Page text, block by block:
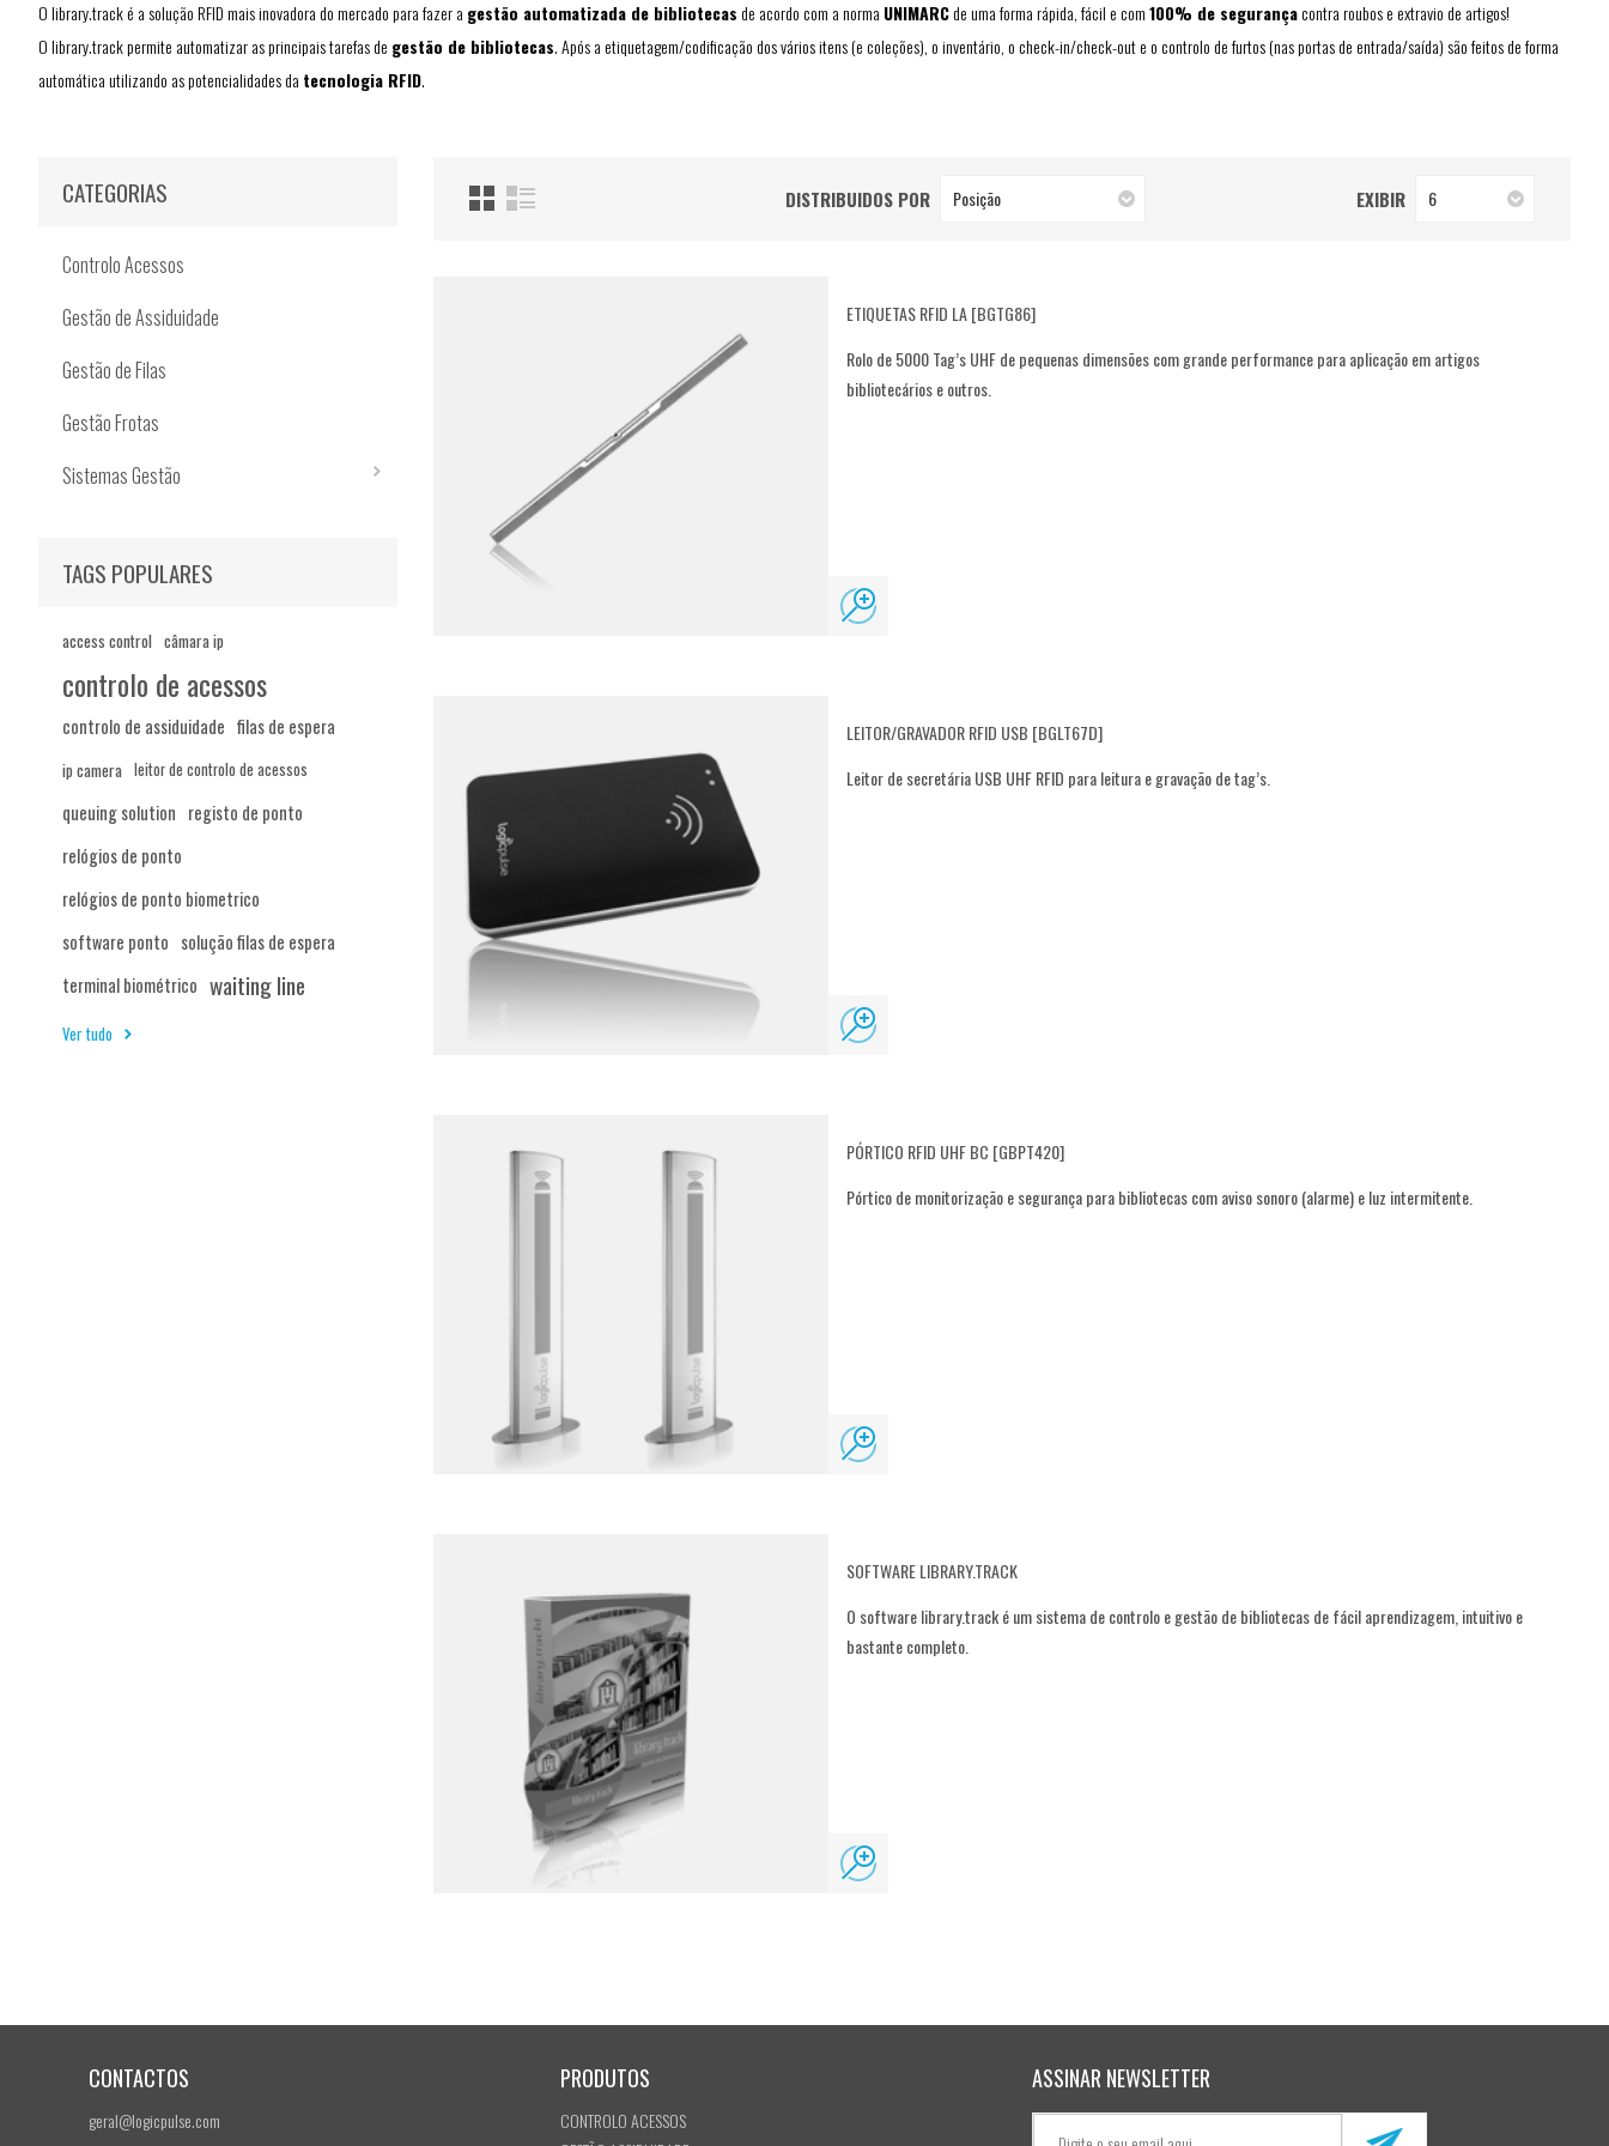
O library.track é a solução RFID mais inovadora do mercado para fazer a gestão automatizada de bibliotecasde acordo com a norma UNIMARCde uma forma rápida, fácil e com100% de segurançacontra roubos e extravio de artigos!
O library.track permite automatizar as principais tarefas de gestão de bibliotecas. Após a etiquetagem/codificação dos vários itens (e coleções), o inventário, o check-in/check-out e o controlo de furtos (nas portas de entrada/saída) são feitos de forma
automática utilizando as potencialidades da tecnologia RFID.
DISTRIBUIDOS POR Posição EXIBIR 6
ETIQUETAS RFID LA [BGTG86]
Rolo de 5000 Tag’s UHF de pequenas dimensões com grande performance para aplicação em artigos
bibliotecários e outros.
LEITOR/GRAVADOR RFID USB [BGLT67D]
Leitor de secretária USB UHF RFID para leitura e gravação de tag’s.
PÓRTICO RFID UHF BC [GBPT420]
Pórtico de monitorização e segurança para bibliotecas com aviso sonoro (alarme) e luz intermitente.
SOFTWARE LIBRARY.TRACK
O software library.track é um sistema de controlo e gestão de bibliotecas de fácil aprendizagem, intuitivo e
bastante completo.
CATEGORIAS
Controlo Acessos
Gestão de Assiduidade
Gestão de Filas
Gestão Frotas
Sistemas Gestão
TAGS POPULARES
access control câmara ip
controlo de acessos
controlo de assiduidade filas de espera
ip camera leitor de controlo de acessos
queuing solution registo de ponto
relógios de ponto
relógios de ponto biometrico
software ponto solução filas de espera
terminal biométrico waiting line
Ver tudo
CONTACTOS
geral@logicpulse.com
PRODUTOS
CONTROLO ACESSOS
ASSINAR NEWSLETTER